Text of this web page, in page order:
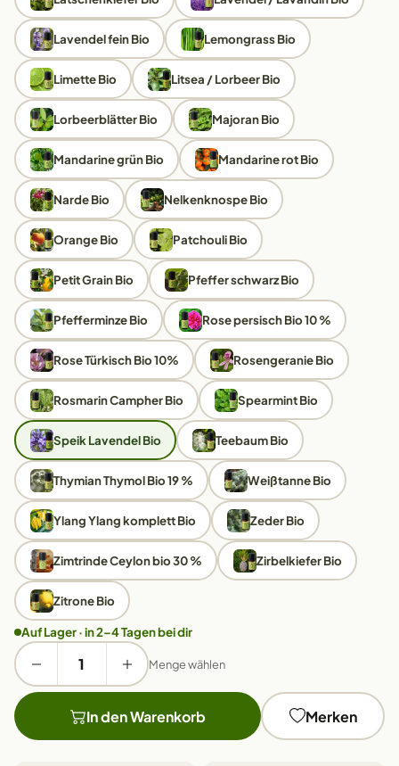
Lavendel fein Bio Lemongrass Bio
Limette Bio Litsea / Lorbeer Bio
Lorbeerblätter Bio Majoran Bio
Mandarine grün Bio Mandarine rot Bio
Narde Bio Nelkenknospe Bio
Orange Bio Patchouli Bio
Petit Grain Bio Pfeffer schwarz Bio
Pfefferminze Bio Rose persisch Bio 10 %
Rose Türkisch Bio 10% Rosengeranie Bio
Rosmarin Campher Bio Spearmint Bio
Speik Lavendel Bio Teebaum Bio
Thymian Thymol Bio 19 % Weißtanne Bio
Ylang Ylang komplett Bio Zeder Bio
Zimtrinde Ceylon bio 30 % Zirbelkiefer Bio
Zitrone Bio
Auf Lager · in 2–4 Tagen bei dir
Menge wählen
In den Warenkorb Merken